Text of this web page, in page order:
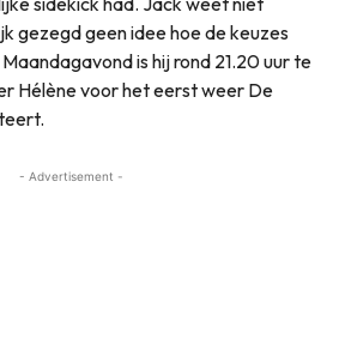
gezegd geen idee hoe de keuzes
is hij rond 21.20 uur te
Hélène voor het eerst weer De
- Advertisement -